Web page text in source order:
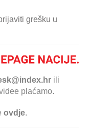
grešku u
ili
plaćamo.
ovdje.